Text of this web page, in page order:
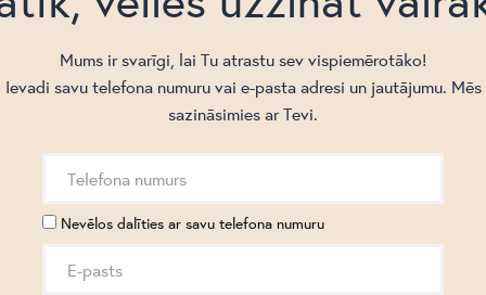
Mums ir svarīgi, lai Tu atrastu sev vispiemērotāko!
Ievadi savu telefona numuru vai e-pasta adresi un jautājumu. Mēs
sazināsimies ar Tevi.
Nevēlos dalīties ar savu telefona numuru